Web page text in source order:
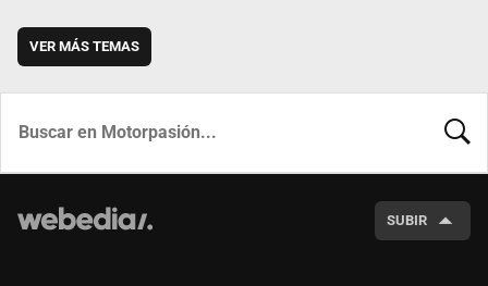
VER MÁS TEMAS
SUBIR